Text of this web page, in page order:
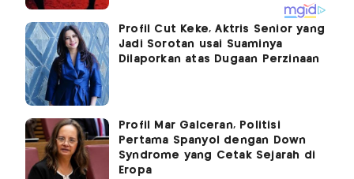
Profil Cut Keke, Aktris Senior yang
Jadi Sorotan usai Suaminya
Dilaporkan atas Dugaan Perzinaan
Profil Mar Galcerán, Politisi
Pertama Spanyol dengan Down
Syndrome yang Cetak Sejarah di
Eropa